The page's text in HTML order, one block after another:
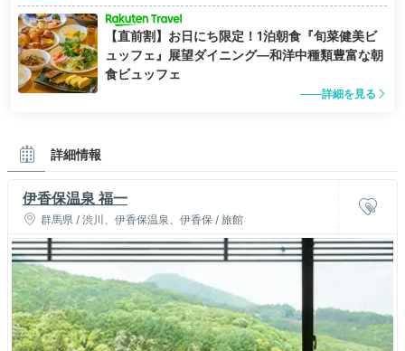
【直前割】お日にち限定！1泊朝食『旬菜健美ビ
ュッフェ』展望ダイニング―和洋中種類豊富な朝
食ビュッフェ
詳細を見る
詳細情報
伊香保温泉 福一
群馬県 / 渋川、伊香保温泉、伊香保 / 旅館